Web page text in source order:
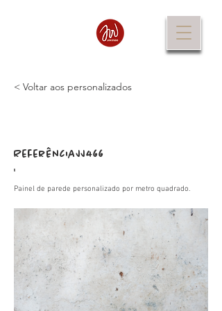
< Voltar aos personalizados
Referência
:
JJ466
Painel de parede personalizado por metro quadrado.